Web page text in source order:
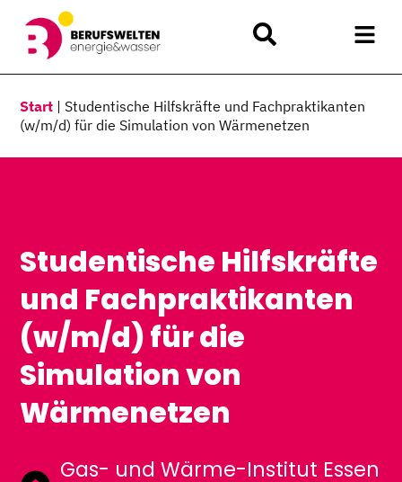
Start |Studentische Hilfskräfte und Fachpraktikanten
(w/m/d) für die Simulation von Wärmenetzen
Studentische Hilfskräfte
und Fachpraktikanten
(w/m/d) für die
Simulation von
Wärmenetzen
Gas- und Wärme-Institut Essen